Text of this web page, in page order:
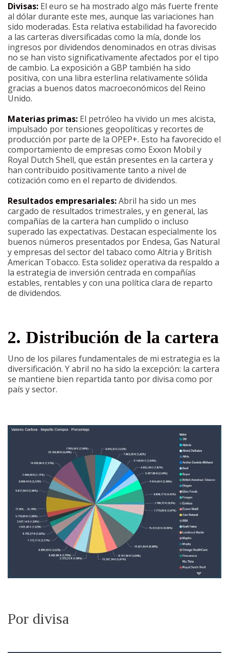
Divisas: El euro se ha mostrado algo más fuerte frente
al dólar durante este mes, aunque las variaciones han
sido moderadas. Esta relativa estabilidad ha favorecido
a las carteras diversificadas como la mía, donde los
ingresos por dividendos denominados en otras divisas
no se han visto significativamente afectados por el tipo
de cambio. La exposición a GBP también ha sido
positiva, con una libra esterlina relativamente sólida
gracias a buenos datos macroeconómicos del Reino
Unido.
Materias primas: El petróleo ha vivido un mes alcista,
impulsado por tensiones geopolíticas y recortes de
producción por parte de la OPEP+. Esto ha favorecido el
comportamiento de empresas como Exxon Mobil y
Royal Dutch Shell, que están presentes en la cartera y
han contribuido positivamente tanto a nivel de
cotización como en el reparto de dividendos.
Resultados empresariales:Abril ha sido un mes
cargado de resultados trimestrales, y en general, las
compañías de la cartera han cumplido o incluso
superado las expectativas. Destacan especialmente los
buenos números presentados por Endesa, Gas Natural
y empresas del sector del tabaco como Altria y British
American Tobacco. Esta solidez operativa da respaldo a
la estrategia de inversión centrada en compañías
estables, rentables y con una política clara de reparto
de dividendos.
2. Distribución de la cartera
Uno de los pilares fundamentales de mi estrategia es la
diversificación. Y abril no ha sido la excepción: la cartera
se mantiene bien repartida tanto por divisa como por
país y sector.
Por divisa